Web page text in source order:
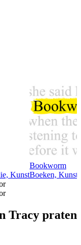
Kunst
Bookworm
Boeken, Kunst
Tracy praten